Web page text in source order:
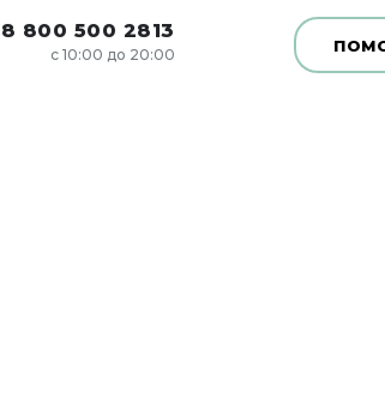
8 800 500 2813
с 10:00 до 20:00